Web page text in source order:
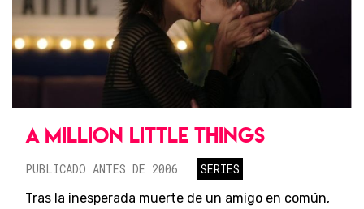
A MILLION LITTLE THINGS
PUBLICADO ANTES DE 2006
SERIES
Tras la inesperada muerte de un amigo en común,